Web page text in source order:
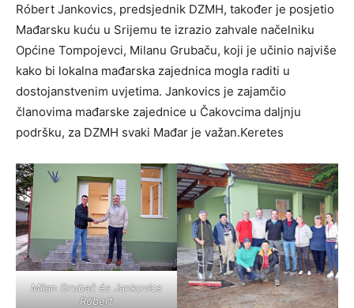
Róbert Jankovics, predsjednik DZMH, također je posjetio
Mađarsku kuću u Srijemu te izrazio zahvale načelniku
Općine Tompojevci, Milanu Grubaču, koji je učinio najviše
kako bi lokalna mađarska zajednica mogla raditi u
dostojanstvenim uvjetima. Jankovics je zajamčio
članovima mađarske zajednice u Čakovcima daljnju
podršku, za DZMH svaki Mađar je važan.Keretes
Milan Grubač és Jankovics
Róbert